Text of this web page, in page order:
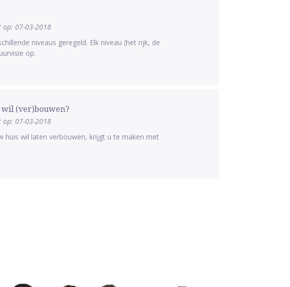
07-03-2018
niveaus geregeld. Elk niveau (het rijk, de
op.
(ver)bouwen?
07-03-2018
huis wil laten verbouwen, krijgt u te maken met